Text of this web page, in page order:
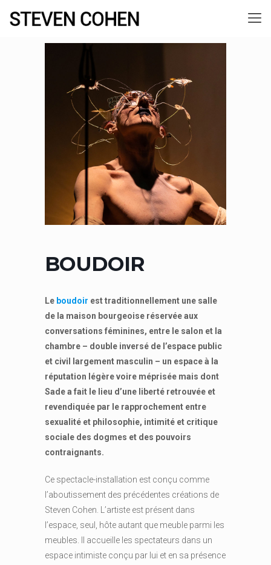
BOUDOIR
Le boudoir est traditionnellement une salle
de la maison bourgeoise réservée aux
conversations féminines, entre le salon et la
chambre – double inversé de l’espace public
et civil largement masculin – un espace à la
réputation légère voire méprisée mais dont
Sade a fait le lieu d’une liberté retrouvée et
revendiquée par le rapprochement entre
sexualité et philosophie, intimité et critique
sociale des dogmes et des pouvoirs
contraignants.
Ce spectacle-installation est conçu comme
l’aboutissement des précédentes créations de
Steven Cohen. L’artiste est présent dans
l’espace, seul, hôte autant que meuble parmi les
meubles. Il accueille les spectateurs dans un
espace intimiste conçu par lui et en sa présence